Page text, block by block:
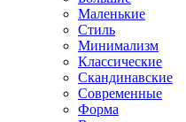
Маленькие
Стиль
Минимализм
Классические
Скандинавские
Современные
Форма